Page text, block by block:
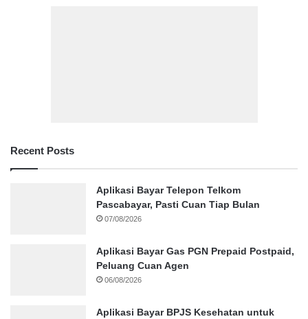
Recent Posts
Aplikasi Bayar Telepon Telkom
Pascabayar, Pasti Cuan Tiap Bulan
07/08/2026
Aplikasi Bayar Gas PGN Prepaid Postpaid,
Peluang Cuan Agen
06/08/2026
Aplikasi Bayar BPJS Kesehatan untuk